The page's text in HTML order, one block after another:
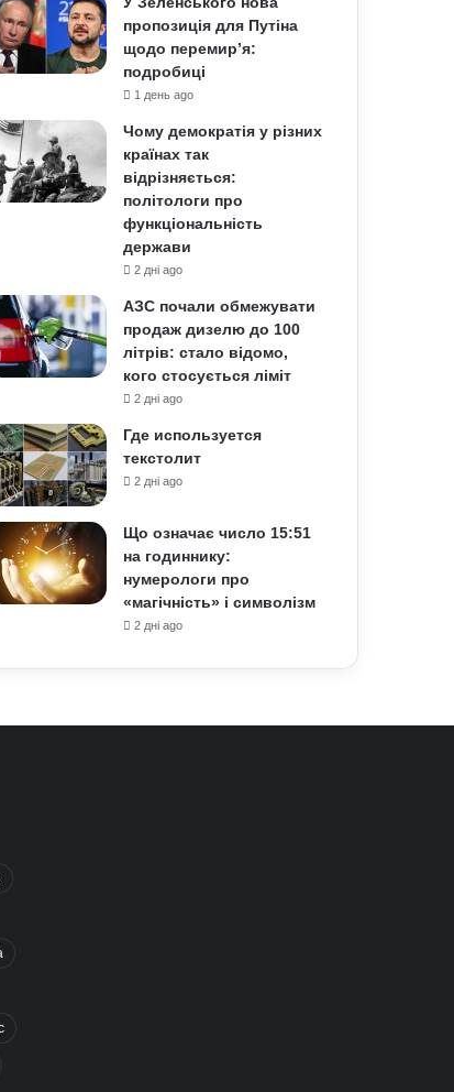
пропозиція для Путіна
щодо перемир’я:
подробиці
1 день ago
Чому демократія у різних
країнах так
відрізняється:
політологи про
функціональність
держави
2 дні ago
АЗС почали обмежувати
продаж дизелю до 100
літрів: стало відомо,
кого стосується ліміт
2 дні ago
Где используется
текстолит
2 дні ago
Що означає число 15:51
на годиннику:
нумерологи про
«магічність» і символізм
2 дні ago